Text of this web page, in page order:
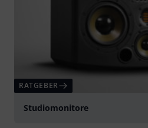
RATGEBER
Studiomonitore